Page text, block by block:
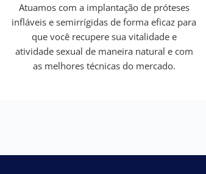
Atuamos com a implantação de próteses
infláveis e semirrígidas de forma eficaz para
que você recupere sua vitalidade e
atividade sexual de maneira natural e com
as melhores técnicas do mercado.